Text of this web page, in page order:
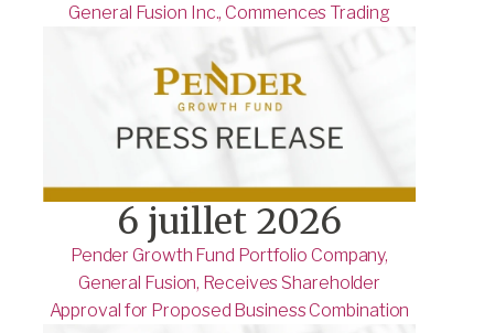
General Fusion Inc., Commences Trading
6 juillet 2026
Pender Growth Fund Portfolio Company,
General Fusion, Receives Shareholder
Approval for Proposed Business Combination